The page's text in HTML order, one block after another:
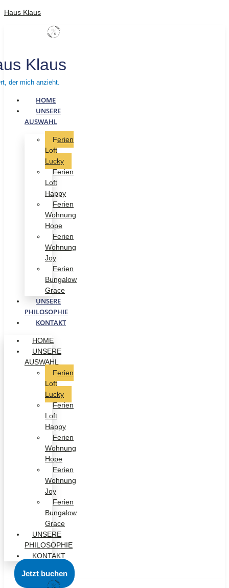
Haus Klaus
Klaus
der mich anzieht.
HOME
UNSERE
AUSWAHL
Ferien
Loft
Lucky
Ferien
Loft
Happy
Ferien
Wohnung
Hope
Ferien
Wohnung
Joy
Ferien
Bungalow
Grace
UNSERE
PHILOSOPHIE
KONTAKT
HOME
UNSERE
AUSWAHL
Ferien
Loft
Lucky
Ferien
Loft
Happy
Ferien
Wohnung
Hope
Ferien
Wohnung
Joy
Ferien
Bungalow
Grace
UNSERE
PHILOSOPHIE
KONTAKT
Jetzt buchen